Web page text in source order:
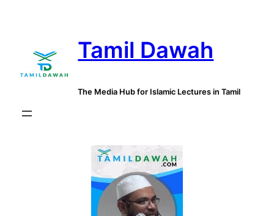
Tamil Dawah
The Media Hub for Islamic Lectures in Tamil